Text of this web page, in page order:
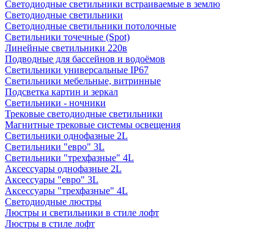
Светодиодные светильники встраиваемые в землю
Светодиодные светильники
Светодиодные светильники потолочные
Светильники точечные (Spot)
Линейные светильники 220в
Подводные для бассейнов и водоёмов
Светильники универсальные IP67
Светильники мебельные, витринные
Подсветка картин и зеркал
Светильники - ночники
Трековые светодиодные светильники
Магнитные трековые системы освещения
Светильники однофазные 2L
Светильники "евро" 3L
Светильники "трехфазные" 4L
Аксессуары однофазные 2L
Аксессуары "евро" 3L
Аксессуары "трехфазные" 4L
Светодиодные люстры
Люстры и светильники в стиле лофт
Люстры в стиле лофт